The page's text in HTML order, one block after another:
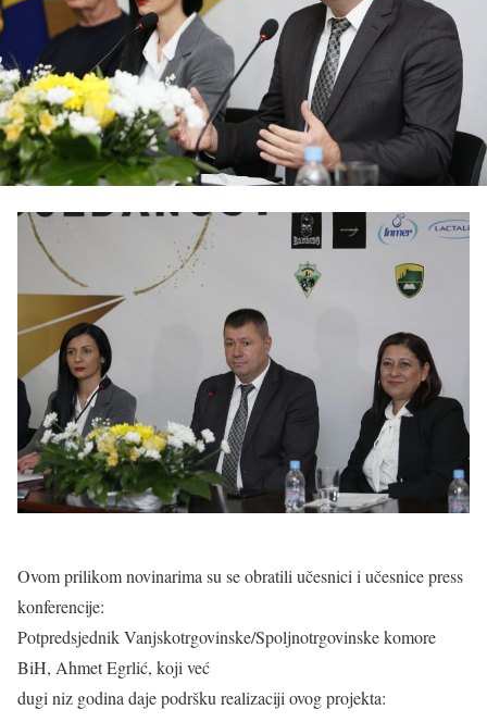
Ovom prilikom novinarima su se obratili učesnici i učesnice press
konferencije:
Potpredsjednik Vanjskotrgovinske/Spoljnotrgovinske komore
BiH, Ahmet Egrlić, koji već
dugi niz godina daje podršku realizaciji ovog projekta: